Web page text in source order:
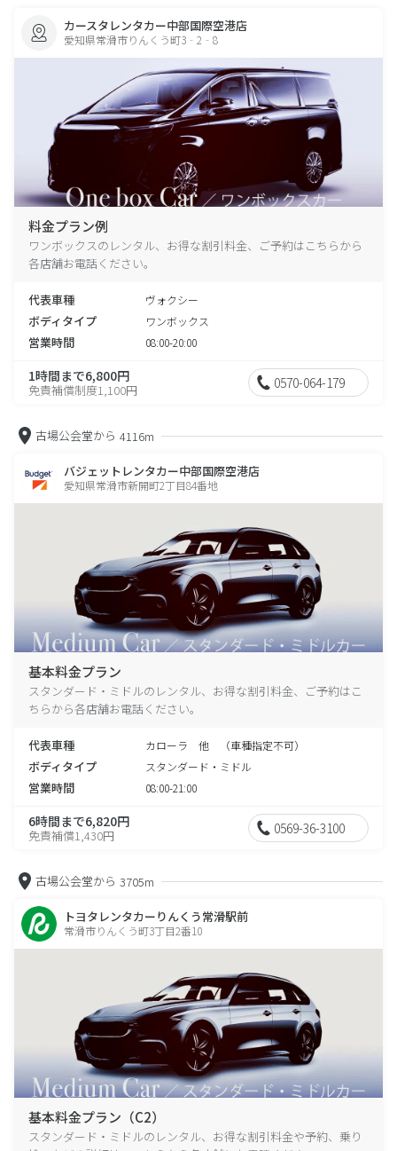
カースタレンタカー中部国際空港店
愛知県常滑市りんくう町3‐2‐8
料金プラン例
ワンボックスのレンタル、お得な割引料金、ご予約はこちらから
各店舗お電話ください。
代表車種 ヴォクシー
ボディタイプ ワンボックス
営業時間 08:00-20:00
1時間まで6,800円
免責補償制度1,100円 0570-064-179
古場公会堂から 4116m
バジェットレンタカー中部国際空港店
愛知県常滑市新開町2丁目84番地
基本料金プラン
スタンダード・ミドルのレンタル、お得な割引料金、ご予約はこ
ちらから各店舗お電話ください。
代表車種 カローラ 他 （車種指定不可）
ボディタイプ スタンダード・ミドル
営業時間 08:00-21:00
6時間まで6,820円
免責補償1,430円 0569-36-3100
古場公会堂から 3705m
トヨタレンタカーりんくう常滑駅前
常滑市りんくう町3丁目2番10
基本料金プラン（C2）
スタンダード・ミドルのレンタル、お得な割引料金や予約、乗り